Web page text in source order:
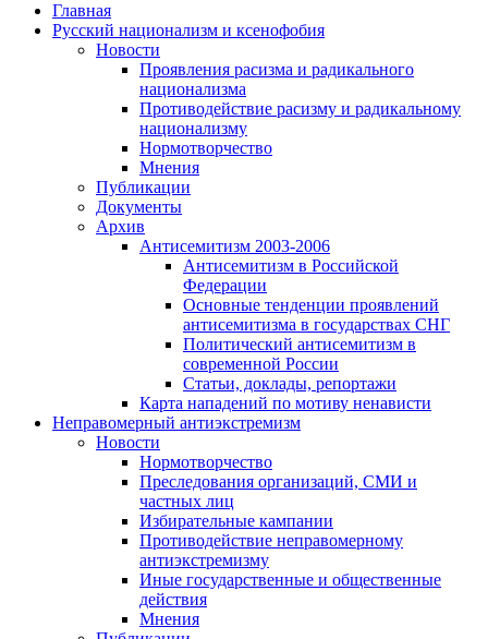
Главная
Русский национализм и ксенофобия
Новости
Проявления расизма и радикального
национализма
Противодействие расизму и радикальному
национализму
Нормотворчество
Мнения
Публикации
Документы
Архив
Антисемитизм 2003-2006
Антисемитизм в Российской
Федерации
Основные тенденции проявлений
антисемитизма в государствах СНГ
Политический антисемитизм в
современной России
Статьи, доклады, репортажи
Карта нападений по мотиву ненависти
Неправомерный антиэкстремизм
Новости
Нормотворчество
Преследования организаций, СМИ и
частных лиц
Избирательные кампании
Противодействие неправомерному
антиэкстремизму
Иные государственные и общественные
действия
Мнения